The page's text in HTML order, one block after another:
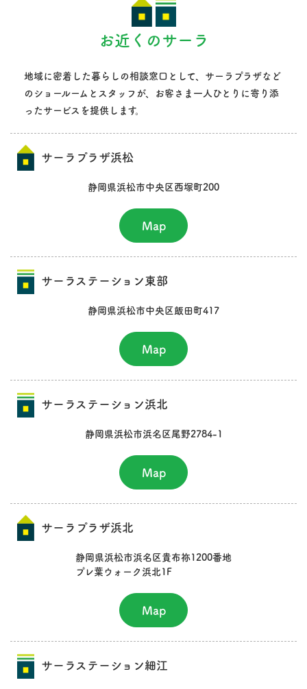
お近くのサーラ
地域に密着した暮らしの相談窓口として、サーラプラザなど
のショールームとスタッフが、
お客さま一人ひとりに寄り添
ったサービスを提供します。
サーラプラザ浜松
静岡県浜松市中央区西塚町200
Map
サーラステーション東部
静岡県浜松市中央区飯田町417
Map
サーラステーション浜北
静岡県浜松市浜名区尾野2784-1
Map
サーラプラザ浜北
静岡県浜松市浜名区貴布祢1200番地
プレ葉ウォーク浜北1F
Map
サーラステーション細江